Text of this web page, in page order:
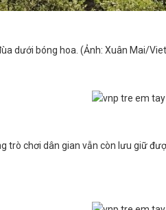
dưới bóng hoa. (Ảnh: Xuân Mai/
trò chơi dân gian vẫn còn lưu giữ